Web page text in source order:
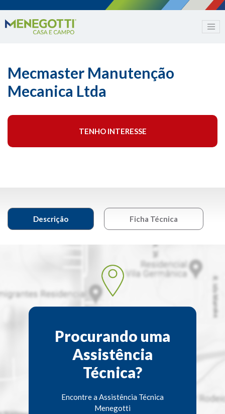
Mecmaster Manutenção
Mecanica Ltda
TENHO INTERESSE
Descrição Ficha Técnica
Procurando uma
Assistência
Técnica?
Encontre a Assistência Técnica
Menegotti